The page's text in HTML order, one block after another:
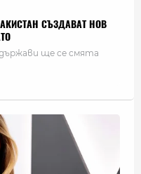
СЪЗДАВАТ НОВ
ще се смята